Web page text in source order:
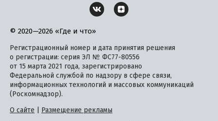
© 2020—2026 «Где и что»
Регистрационный номер и дата принятия решения
о регистрации: серия ЭЛ № ФС77-80556
от 15 марта 2021 года, зарегистрировано
Федеральной службой по надзору в сфере связи,
информационных технологий и массовых коммуникаций
(Роскомнадзор).
О сайте
Размещение рекламы